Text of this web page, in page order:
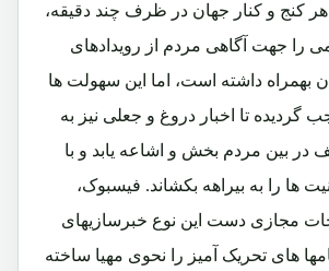
هر کنج و کنار جهان در ظرف چند دقیقه،
را جهت آگاهی مردم از رویدادهای
بهمراه داشته است، اما این سهولت ها
گردیده تا اخبار دروغ و جعلی نیز به
در بین مردم بخش و اشاعه یابد و با
ها را به بیراهه بکشاند. فیسبوک،
مجازی دست این نوع خبرسازیهای
های تحریک آمیز را نحوی مهیا ساخته